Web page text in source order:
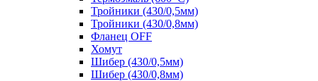
Тройники (430/0,5мм)
Тройники (430/0,8мм)
Фланец OFF
Хомут
Шибер (430/0,5мм)
Шибер (430/0,8мм)